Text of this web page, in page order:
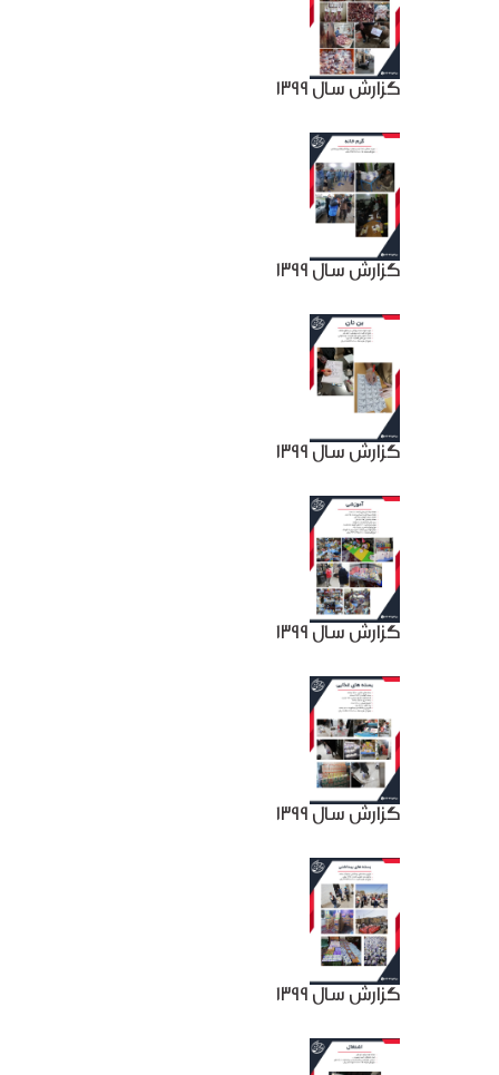
گزارش سال 1399
گزارش سال 1399
گزارش سال 1399
گزارش سال 1399
گزارش سال 1399
گزارش سال 1399